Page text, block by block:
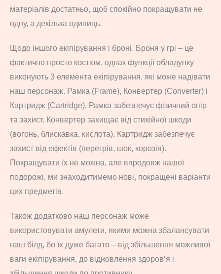
матеріалів достатньо, щоб спокійно покращувати не
одну, а декілька одиниць.
Щодо іншого екіпірування і броні. Броня у грі – це
фактично просто костюм, однак функції обладунку
виконують 3 елемента екіпірування, які може надівати
наш персонаж. Рамка (Frame), Конвертер (Converter) і
Картридж (Cartridge). Рамка забезпечує фізичний опір
та захист. Конвертер захищає від стихійної шкоди
(вогонь, блискавка, кислота). Картридж забезпечує
захист від ефектів (перегрів, шок, корозія).
Покращувати їх не можна, але впродовж нашої
подорожі, ми знаходитимемо нові, покращені варіанти
цих предметів.
Також додатково наш персонаж може
використовувати амулети, якими можна збалансувати
наш білд, бо їх дуже багато – від збільшення можливої
ваги екіпірування, до відновлення здоров’я і